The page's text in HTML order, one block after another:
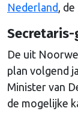
Nederland ,
Secretaris-
De uit
plan volgend
Minister van
de mogelijke